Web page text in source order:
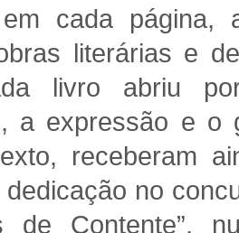
cada página,
literárias e
livro abriu
a expressão e o
receberam
no
de Contente”,